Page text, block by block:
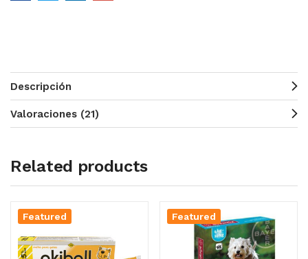
Descripción
Valoraciones (21)
Related products
Featured Featured